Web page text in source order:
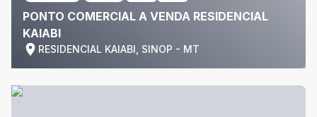
PONTO COMERCIAL A VENDA RESIDENCIAL
KAIABI
RESIDENCIAL KAIABI, SINOP - MT